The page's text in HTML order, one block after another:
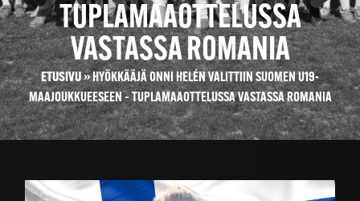
TUPLAMAAOTTELUSSA
VASTASSA ROMANIA
ETUSIVU»HYÖKKÄÄJÄ ONNI HELÉN VALITTIIN SUOMEN U19-
MAAJOUKKUEESEEN – TUPLAMAAOTTELUSSA VASTASSA ROMANIA